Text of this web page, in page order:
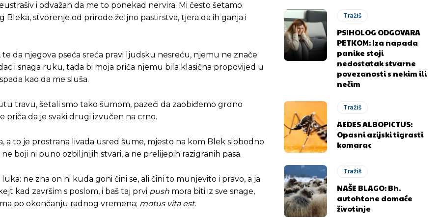
i odvažan da me to ponekad nervira. Mi često šetamo
stvorenje od prirode željno pastirstva, tjera da ih ganja i
da njegova pseća sreća pravi ljudsku nesreću, njemu ne znače
i snaga ruku, tada bi moja priča njemu bila klasična propovijed u
kao da me sluša.
travu, šetali smo tako šumom, pazeći da zaobiđemo grdno
priča da je svaki drugi izvučen na crno.
a to je prostrana livada usred šume, mjesto na kom Blek slobodno
boji ni puno ozbiljnijih stvari, a ne prelijepih razigranih pasa.
ne zna on ni kuda goni čini se, ali čini to munjevito i pravo, a ja
kad završim s poslom, i baš taj prvi push mora biti iz sve snage,
po okončanju radnog vremena; motus vita est.
Tražiš
PSIHOLOG ODGOVARA
PETKOM: Iza napada
panike stoji
nedostatak stvarne
povezanosti s nekim ili
nečim
Tražiš
AEDES ALBOPICTUS:
Opasni azijski tigrasti
komarac
Tražiš
NAŠE BLAGO: Bh.
autohtone domaće
životinje